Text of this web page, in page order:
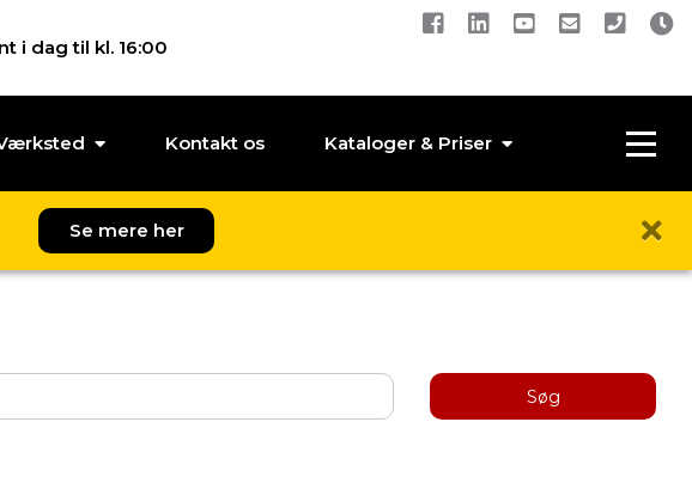
i dag til kl. 16:00
Kontakt os Kataloger & Priser
Se mere her
Søg